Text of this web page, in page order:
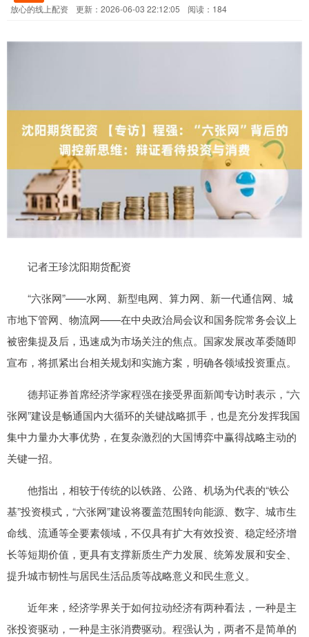
放心的线上配资
更新：2026-06-03 22:12:05 阅读：184
记者王珍沈阳期货配资
“六张网”——水网、新型电网、算力网、新一代通信网、城
市地下管网、物流网——在中央政治局会议和国务院常务会议上
被密集提及后，迅速成为市场关注的焦点。国家发展改革委随即
宣布，将抓紧出台相关规划和实施方案，明确各领域投资重点。
德邦证券首席经济学家程强在接受界面新闻专访时表示，“六
张网”建设是畅通国内大循环的关键战略抓手，也是充分发挥我国
集中力量办大事优势，在复杂激烈的大国博弈中赢得战略主动的
关键一招。
他指出，相较于传统的以铁路、公路、机场为代表的“铁公
基”投资模式，“六张网”建设将覆盖范围转向能源、数字、城市生
命线、流通等全要素领域，不仅具有扩大有效投资、稳定经济增
长等短期价值，更具有支撑新质生产力发展、统筹发展和安全、
提升城市韧性与居民生活品质等战略意义和民生意义。
近年来，经济学界关于如何拉动经济有两种看法，一种是主
张投资驱动，一种是主张消费驱动。程强认为，两者不是简单的